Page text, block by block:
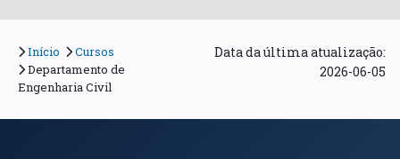
Início
Cursos
Departamento de
Engenharia Civil
Data da última atualização:
2026-06-05